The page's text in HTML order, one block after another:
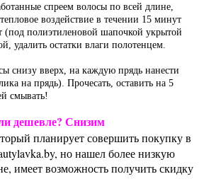
спреем волосы по всей длине,
воздействие в течении 15 минут
полиэтиленовой шапочкой укрытой
удалить остатки влаги полотенцем.
снизу вверх, на каждую прядь нанести
на прядь). Прочесать, оставить на 5
смывать!
дешевле? Снизим
планирует совершить покупку в
но нашел более низкую
имеет возможность получить скидку